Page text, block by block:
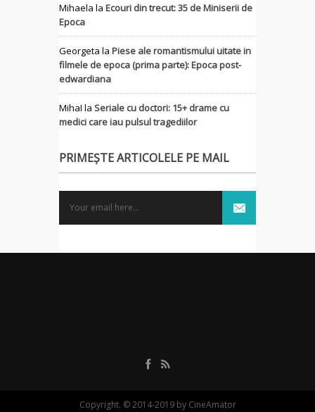
Mihaela la Ecouri din trecut: 35 de Miniserii de
Epoca
Georgeta la Piese ale romantismului uitate in
filmele de epoca (prima parte): Epoca post-
edwardiana
MihaI la Seriale cu doctori: 15+ drame cu
medici care iau pulsul tragediilor
PRIMEȘTE ARTICOLELE PE MAIL
Copyright. © 2014-2019 by CineAmator